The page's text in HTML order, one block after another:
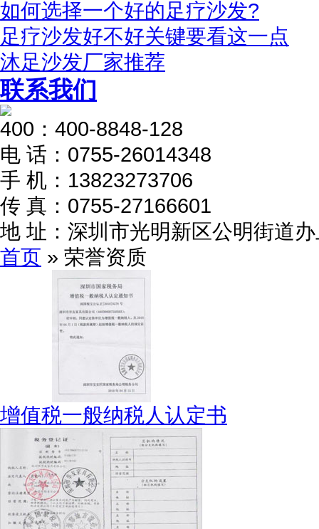
如何选择一个好的足疗沙发?
足疗沙发好不好关键要看这一点
沐足沙发厂家推荐
联系我们
400： 400-8848-128
电 话： 0755-26014348
手 机： 13823273706
传 真： 0755-27166601
地 址： 深圳市光明新区公明街道
首页 » 荣誉资质
增值税一般纳税人认定书